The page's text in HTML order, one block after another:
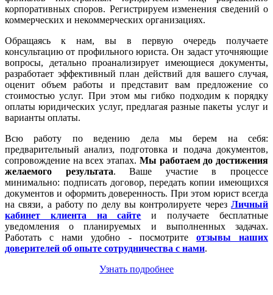
корпоративных споров. Регистрируем изменения сведений о
коммерческих и некоммерческих организациях.
Обращаясь к нам, вы в первую очередь получаете
консультацию от профильного юриста. Он задаст уточняющие
вопросы, детально проанализирует имеющиеся документы,
разработает эффективный план действий для вашего случая,
оценит объем работы и представит вам предложение со
стоимостью услуг. При этом мы гибко подходим к порядку
оплаты юридических услуг, предлагая разные пакеты услуг и
варианты оплаты.
Всю работу по ведению дела мы берем на себя:
предварительный анализ, подготовка и подача документов,
сопровождение на всех этапах. Мы работаем до достижения
желаемого результата. Ваше участие в процессе
минимально: подписать договор, передать копии имеющихся
документов и оформить доверенность. При этом юрист всегда
на связи, а работу по делу вы контролируете через Личный
кабинет клиента на сайте и получаете бесплатные
уведомления о планируемых и выполненных задачах.
Работать с нами удобно - посмотрите отзывы наших
доверителей об опыте сотрудничества с нами.
Узнать подробнее